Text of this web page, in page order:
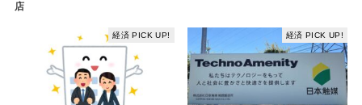
店
経済 PICK UP! 経済 PICK UP!